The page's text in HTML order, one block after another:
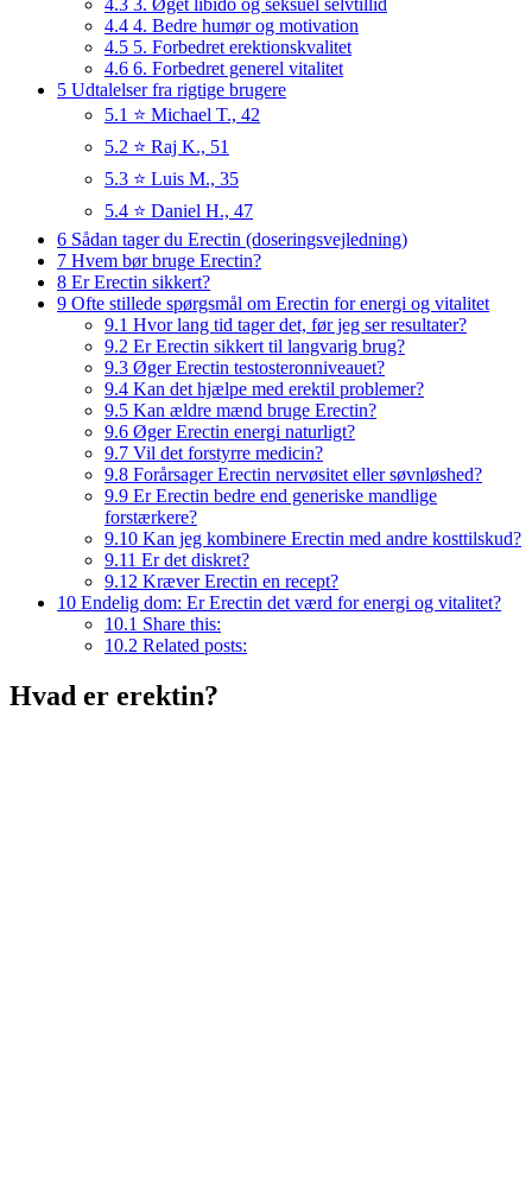
4.4 4. Bedre humør og motivation
4.5 5. Forbedret erektionskvalitet
4.6 6. Forbedret generel vitalitet
5 Udtalelser fra rigtige brugere
5.1 ⭐ Michael T., 42
5.2 ⭐ Raj K., 51
5.3 ⭐ Luis M., 35
5.4 ⭐ Daniel H., 47
6 Sådan tager du Erectin (doseringsvejledning)
7 Hvem bør bruge Erectin?
8 Er Erectin sikkert?
9 Ofte stillede spørgsmål om Erectin for energi og vitalitet
9.1 Hvor lang tid tager det, før jeg ser resultater?
9.2 Er Erectin sikkert til langvarig brug?
9.3 Øger Erectin testosteronniveauet?
9.4 Kan det hjælpe med erektil problemer?
9.5 Kan ældre mænd bruge Erectin?
9.6 Øger Erectin energi naturligt?
9.7 Vil det forstyrre medicin?
9.8 Forårsager Erectin nervøsitet eller søvnløshed?
9.9 Er Erectin bedre end generiske mandlige
forstærkere?
9.10 Kan jeg kombinere Erectin med andre kosttilskud?
9.11 Er det diskret?
9.12 Kræver Erectin en recept?
10 Endelig dom: Er Erectin det værd for energi og vitalitet?
10.1 Share this:
10.2 Related posts:
Hvad er erektin?